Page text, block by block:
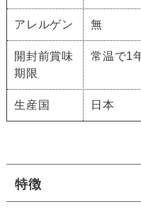
アレルゲン 無
開封前賞味
期限
常温で1
生産国 日本
特徴